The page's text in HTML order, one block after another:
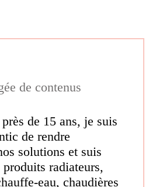
de contenus
de 15 ans, je suis
de rendre
solutions et suis
radiateurs,
eau, chaudières